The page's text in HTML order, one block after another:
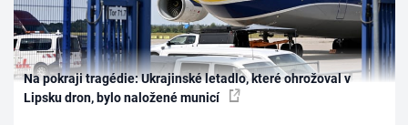
Na pokraji tragédie: Ukrajinské letadlo, které ohrožoval v
Lipsku dron, bylo naložené municí